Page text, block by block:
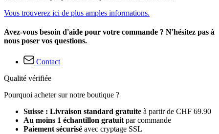
Vous trouverez ici de plus amples informations.
Avez-vous besoin d'aide pour votre commande ? N'hésitez pas à
nous poser vos questions.
Contact
Qualité vérifiée
Pourquoi acheter sur notre boutique ?
Suisse : Livraison standard gratuite à partir de CHF 69.90
Au moins 1 échantillon gratuit par commande
Paiement sécurisé avec cryptage SSL